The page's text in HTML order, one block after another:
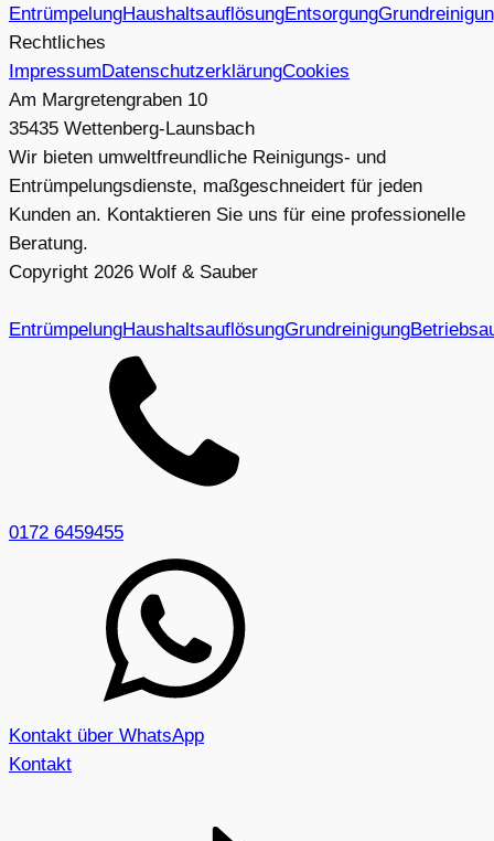
EntrümpelungHaushaltsauflösungEntsorgung
Rechtliches
ImpressumDatenschutzerklärungCookies
Am Margretengraben 10
35435 Wettenberg-Launsbach
Wir bieten umweltfreundliche Reinigungs- und
Entrümpelungsdienste, maßgeschneidert für jeden
Kunden an. Kontaktieren Sie uns für eine professionelle
Beratung.
Copyright 2026 Wolf & Sauber
EntrümpelungHaushaltsauflösungGrundreinigung
0172 6459455
Kontakt über WhatsApp
Kontakt